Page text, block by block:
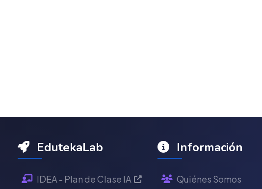
EdutekaLab
IDEA - Plan de Clase IA
Información
Quiénes Somos